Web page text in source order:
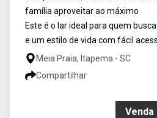
família aproveitar ao máximo
Este é o lar ideal para quem
e um estilo de vida com fácil
Meia Praia, Itapema - SC
Compartilhar
Venda